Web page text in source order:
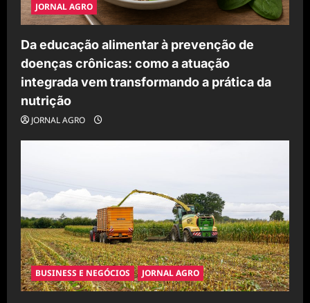
JORNAL AGRO
Da educação alimentar à prevenção de
doenças crônicas: como a atuação
integrada vem transformando a prática da
nutrição
JORNAL AGRO
BUSINESS E NEGÓCIOS JORNAL AGRO